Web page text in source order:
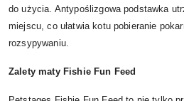
do użycia. Antypoślizgowa podstawka
miejscu, co ułatwia kotu pobieranie
rozsypywaniu.
Zalety maty Fishie Fun Feed